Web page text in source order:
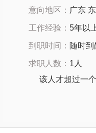
意向地区： 广东
工作经验： 5年以
到职时间： 随时到
求职人数： 1人
该人才超过一